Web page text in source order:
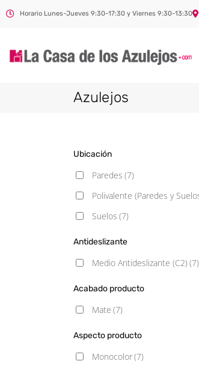
Horario Lunes-Jueves 9:30-17:30 y Viernes 9:30-13:30
Azulejos
Ubicación
Paredes (7)
Polivalente (Paredes y
Suelos (7)
Antideslizante
Medio Antideslizante (C2)(7)
Acabado producto
Mate (7)
Aspecto producto
Monocolor(7)